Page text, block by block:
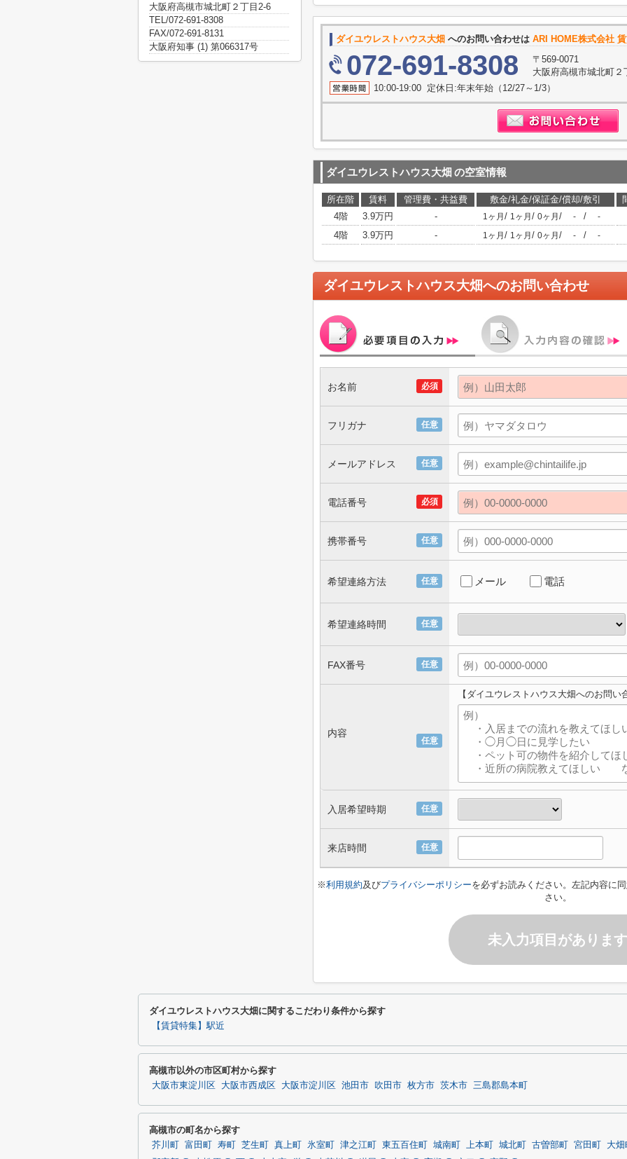
ダイユウレストハウス大畑 へのお問い合わせは ARI HOME株式会社
072-691-8308
〒569-0071
大阪府高槻市城北町
10:00-19:00 定休日:年末年始（12/27～1/3）
ダイユウレストハウス大畑 の空室情報
所在階 賃料 管理費・共益費 敷金/礼金/保証金/償却/敷引
4階
3.9万円 - 1ヶ月 / 1ヶ月 / 0ヶ月 / - / -
4階 3.9万円 - 1ヶ月 / 1ヶ月 / 0ヶ月 / - / -
ダイユウレストハウス大畑へのお問い合わせ
必須
お名前
任意
フリガナ
任意
メールアドレス
必須
電話番号
任意
携帯番号
任意
希望連絡方法 メール 電話
任意
希望連絡時間
任意
FAX番号
任意
内容
【ダイユウレストハウス大畑へのお問い
任意
入居希望時期
任意
来店時間
※利用規約及びプライバシーポリシーを必ずお読みください。左記内容に
さい。
未入力項目があります
大阪府高槻市城北町２丁目2-6
TEL/072-691-8308
FAX/072-691-8131
大阪府知事 (1) 第066317号
ダイユウレストハウス大畑に関するこだわり条件から探す
【賃貸特集】駅近
高槻市以外の市区町村から探す
大阪市東淀川区 大阪市西成区 大阪市淀川区 池田市 吹田市 枚方市 茨木市 三島郡島本町
高槻市の町名から探す
芥川町 富田町 寿町 芝生町 真上町 氷室町 津之江町 東五百住町 城南町 上本町 城北町 古曽部町 宮田町
大畑